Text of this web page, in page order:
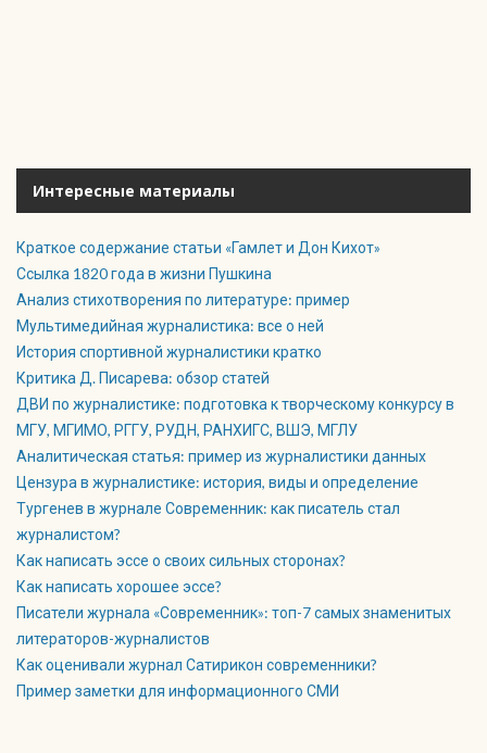
Интересные материалы
Краткое содержание статьи «Гамлет и Дон Кихот»
Ссылка 1820 года в жизни Пушкина
Анализ стихотворения по литературе: пример
Мультимедийная журналистика: все о ней
История спортивной журналистики кратко
Критика Д. Писарева: обзор статей
ДВИ по журналистике: подготовка к творческому конкурсу в
МГУ, МГИМО, РГГУ, РУДН, РАНХИГС, ВШЭ, МГЛУ
Аналитическая статья: пример из журналистики данных
Цензура в журналистике: история, виды и определение
Тургенев в журнале Современник: как писатель стал
журналистом?
Как написать эссе о своих сильных сторонах?
Как написать хорошее эссе?
Писатели журнала «Современник»: топ-7 самых знаменитых
литераторов-журналистов
Как оценивали журнал Сатирикон современники?
Пример заметки для информационного СМИ